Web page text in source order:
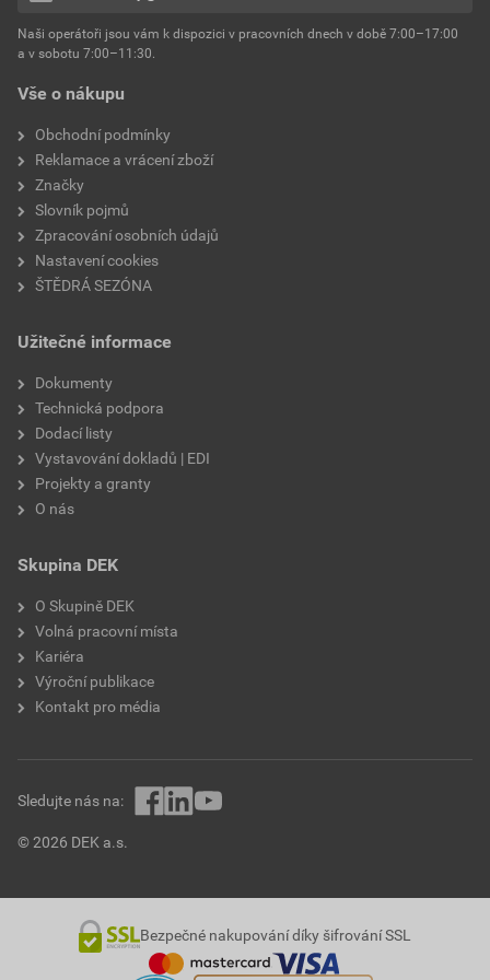
Environmentální prohlášení výrobku
Stáhnout
Velikost
hmotnost 25 kg
typ výrobku
faktor difuzního odporu
Vše o nákupu
Obchodní podmínky
Reklamace a vrácení zboží
Značky
Slovník pojmů
Zpracování osobních údajů
Nastavení cookies
ŠTĚDRÁ SEZÓNA
Užitečné informace
Dokumenty
Technická podpora
Dodací listy
Vystavování dokladů | EDI
Projekty a granty
O nás
Skupina DEK
O Skupině DEK
Volná pracovní místa
Kariéra
Výroční publikace
Kontakt pro média
Naši operátoři jsou vám k dispozici v pracovních dnech v době 7:00–17:00
a v sobotu 7:00–11:30.
© 2026 DEK a.s.
Sledujte nás na:
Bezpečné nakupování díky šifrování SSL